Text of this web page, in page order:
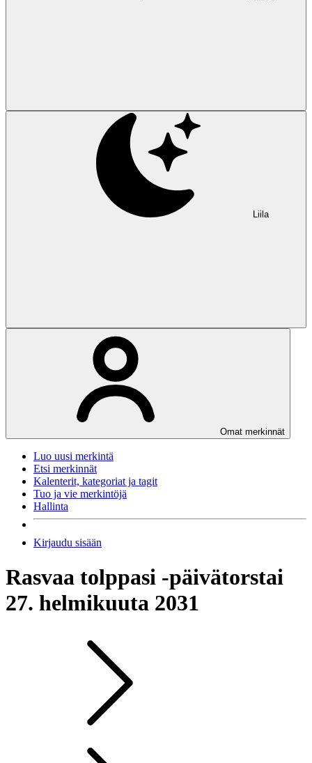
Liila
Omat merkinnät
Luo uusi merkintä
Etsi merkinnät
Kalenterit, kategoriat ja tagit
Tuo ja vie merkintöjä
Hallinta
Kirjaudu sisään
Rasvaa tolppasi -päivätorstai
27. helmikuuta 2031